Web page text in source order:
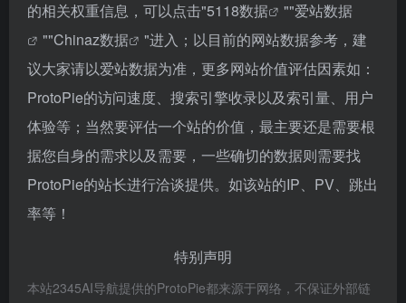
的相关权重信息，可以点击"5118数据 ""爱站数据
""Chinaz数据
"进入；以目前的网站数据参考，建
议大家请以爱站数据为准，更多网站价值评估因素如：
ProtoPie的访问速度、搜索引擎收录以及索引量、用户
体验等；当然要评估一个站的价值，最主要还是需要根
据您自身的需求以及需要，一些确切的数据则需要找
ProtoPie的站长进行洽谈提供。如该站的IP、PV、跳出
率等！
特别声明
本站2345AI导航提供的ProtoPie都来源于网络，不保证外部链